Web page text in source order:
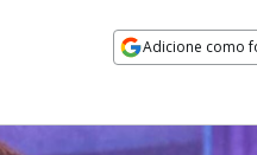
Adicione como